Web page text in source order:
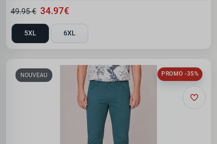
49.95 € 34.97€
5XL 6XL
PROMO -35%
NOUVEAU